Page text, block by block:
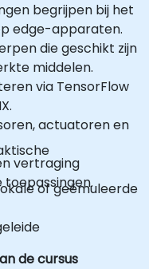
begrijpen bij het
edge-apparaten.
die geschikt zijn
middelen.
via TensorFlow
actuatoren en
vertraging
of geëmuleerde
de cursus